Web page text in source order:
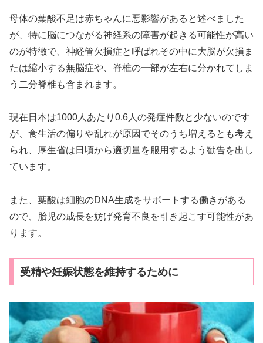
母体の葉酸不足は赤ちゃんに悪影響があると述べました
が、特に脳につながる神経系の障害が起きる可能性が高い
のが特徴で、神経管欠損症と呼ばれその中に大脳が欠損ま
たは縮小する無脳症や、脊椎の一部が左右に分かれてしま
う二分脊椎も含まれます。
現在日本は1000人あたり0.6人の発症件数と少ないのです
が、食生活の偏りや乱れが原因でそのうち増えるとも考え
られ、厚生省は日頃から適切量を服用するよう勧告を出し
ています。
また、葉酸は細胞のDNA生成をサポートする働きがある
ので、胎児の成長を妨げ発育不良を引き起こす可能性があ
ります。
受精や妊娠状態を維持するために